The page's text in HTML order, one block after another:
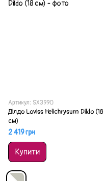
Артикул: SX3990
Ділдо Loviss Helichrysum Dildo (18
см)
2 419 грн
Купити